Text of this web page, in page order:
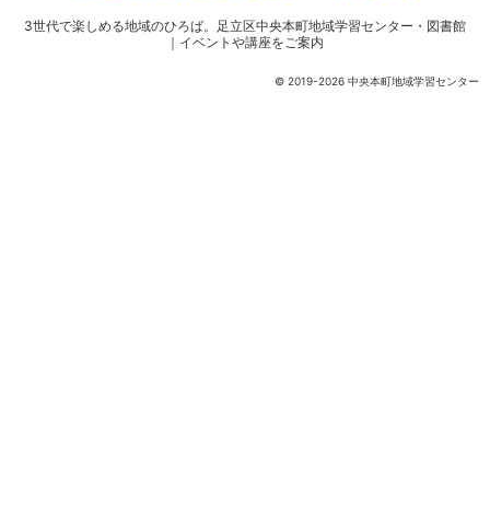
© 2019-2026 中央本町地域学習センター
3世代で楽しめる地域のひろば。
足立区中央本町地域学習センター・図書館
｜イベントや講座をご案内